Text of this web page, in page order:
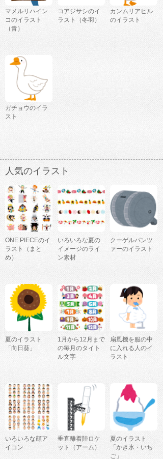
マメルリハイン
コのイラスト
（青）
コアジサシのイ
ラスト（冬羽）
カンムリアヒル
のイラスト
ガチョウのイラ
スト
人気のイラスト
ONE PIECEのイ
ラスト（まと
め）
いろいろな夏の
イメージのライ
ン素材
クーゲルパンツ
ァーのイラスト
夏のイラスト
「向日葵」
1月から12月まで
の毎月のタイト
ル文字
扇風機を服の中
に入れる人のイ
ラスト
いろいろな顔ア
イコン
垂直離着陸ロケ
ット（アーム）
夏のイラスト
「かき氷・いち
ご」